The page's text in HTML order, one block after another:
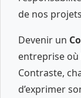
de nos projets
Devenir un
entreprise où
Contraste,
d’exprimer